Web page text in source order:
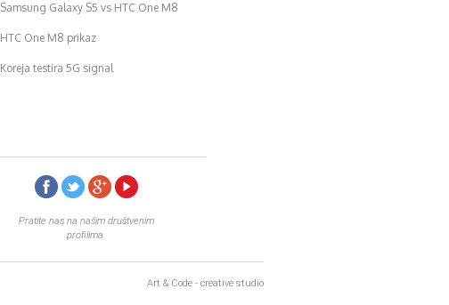
Samsung Galaxy S5 vs HTC One M8
HTC One M8 prikaz
Koreja testira 5G signal
Pratite nas na našim društvenim
profilima.
Art & Code - creative studio